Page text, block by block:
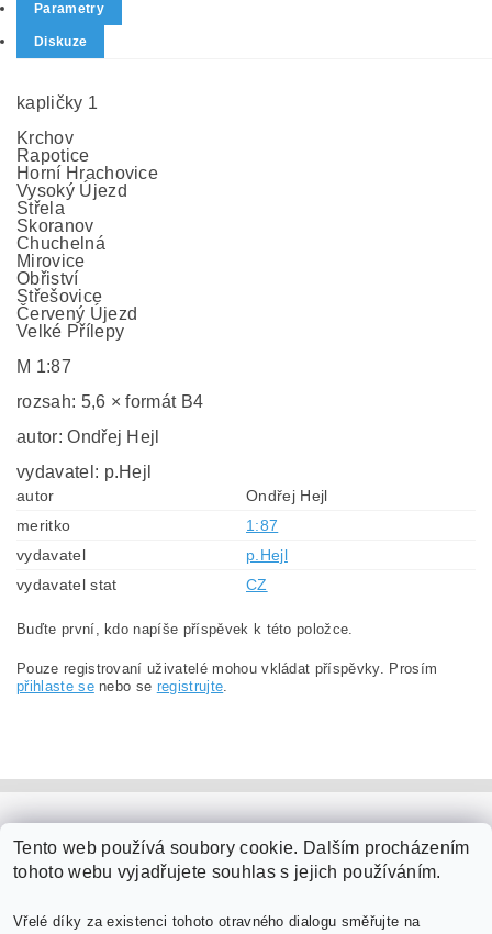
Parametry
Diskuze
kapličky 1
Krchov
Rapotice
Horní Hrachovice
Vysoký Újezd
Střela
Skoranov
Chuchelná
Mirovice
Obřiství
Střešovice
Červený Újezd
Velké Přílepy
M 1:87
rozsah: 5,6 × formát B4
autor: Ondřej Hejl
vydavatel: p.Hejl
autor
Ondřej Hejl
meritko
1:87
vydavatel
p.Hejl
vydavatel stat
CZ
Buďte první, kdo napíše příspěvek k této položce.
Pouze registrovaní uživatelé mohou vkládat příspěvky. Prosím
přihlaste senebo se registrujte.
Tento web používá soubory cookie. Dalším procházením
tohoto webu vyjadřujete souhlas s jejich používáním.
Vřelé díky za existenci tohoto otravného dialogu směřujte na